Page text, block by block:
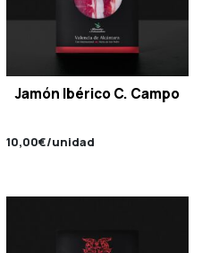
Jamón Ibérico C. Campo
10,00€/unidad